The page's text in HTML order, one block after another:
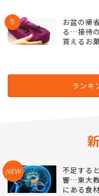
5
お盆の帰
る…接待
買えるお
ランキ
NEW
不足する
響…東大
にある食